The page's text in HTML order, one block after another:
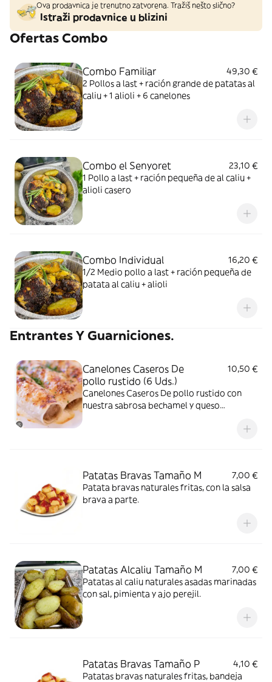
Ova prodavnica je trenutno zatvorena. Tražiš nešto slično?
Istraži prodavnice u blizini
Ofertas Combo
Combo Familiar
49,30 €
2 Pollos a last + ración grande de patatas al
caliu + 1 alioli + 6 canelones
Combo el Senyoret
23,10 €
1 Pollo a last + ración pequeña de al caliu +
alioli casero
Combo Individual
16,20 €
1/2 Medio pollo a last + ración pequeña de
patata al caliu + alioli
Entrantes Y Guarniciones.
Canelones Caseros De
pollo rustido (6 Uds.)
10,50 €
Canelones Caseros De pollo rustido con
nuestra sabrosa bechamel y queso
Patatas Bravas Tamaño M
7,00 €
Patata bravas naturales fritas, con la salsa
brava a parte.
Patatas Alcaliu Tamaño M
7,00 €
Patatas al caliu naturales asadas marinadas
con sal, pimienta y ajo perejil.
Patatas Bravas Tamaño P
4,10 €
Patatas bravas naturales fritas, bandeja